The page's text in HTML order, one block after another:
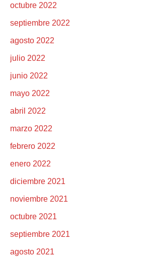
octubre 2022
septiembre 2022
agosto 2022
julio 2022
junio 2022
mayo 2022
abril 2022
marzo 2022
febrero 2022
enero 2022
diciembre 2021
noviembre 2021
octubre 2021
septiembre 2021
agosto 2021